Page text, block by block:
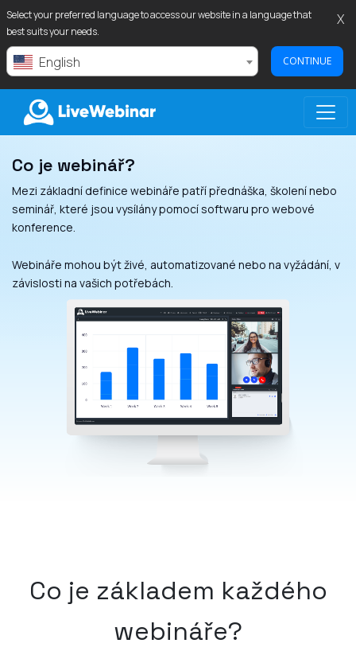
Select your preferred language to access our website in a language that
best suits your needs.
English CONTINUE
X
LIVEWEBINAR.COM
Co je webinář?
Mezi základní definice webináře patří přednáška, školení nebo
seminář, které jsou vysílány pomocí softwaru pro webové
konference.
Webináře mohou být živé, automatizované nebo na vyžádání, v
závislosti na vašich potřebách.
Co je základem každého
webináře?